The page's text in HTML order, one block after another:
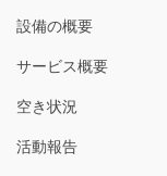
設備の概要
サービス概要
空き状況
活動報告